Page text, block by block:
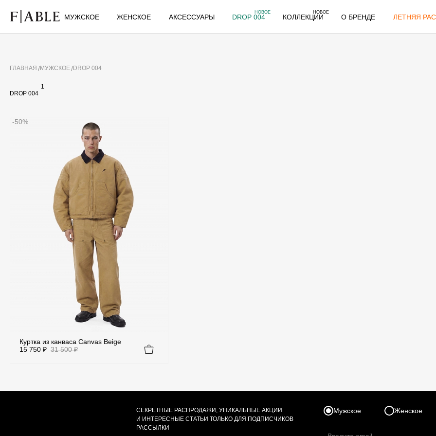
МУЖСКОЕ ЖЕНСКОЕ АКСЕССУАРЫ DROP 004
НОВОЕ
КОЛЛЕКЦИИ
НОВОЕ
О БРЕНДЕ ЛЕТНЯЯ
ГЛАВНАЯ МУЖСКОЕ DROP 004
DROP 004
1
-50%
Куртка из канваса Canvas Beige
15 750 ₽ 31 500 ₽
Белый Бордовый Голубой
Красный
OS
XS S
СЕКРЕТНЫЕ РАСПРОДАЖИ, УНИКАЛЬНЫЕ АКЦИИ
И ИНТЕРЕСНЫЕ СТАТЬИ ТОЛЬКО ДЛЯ ПОДПИСЧИКОВ
РАССЫЛКИ
Мужское Женское